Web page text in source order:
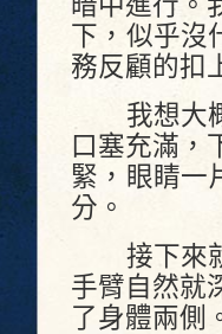
下，似乎沒
務反顧的扣
我想大概
口塞充滿，
緊，眼睛一
分。
接下來就
手臂自然就
了身體兩側